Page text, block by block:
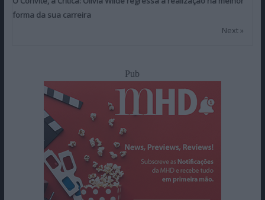
forma da sua carreira
Next »
Pub